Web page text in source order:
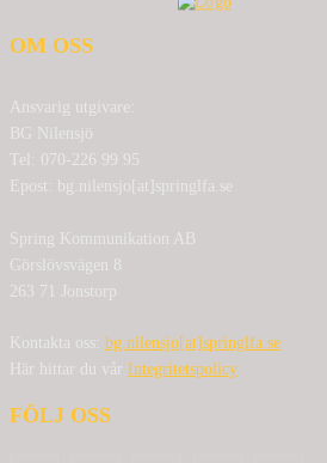
OM OSS
Ansvarig utgivare:
BG Nilensjö
Tel: 070-226 99 95
Epost: bg.nilensjo[at]springlfa.se
Spring Kommunikation AB
Görslövsvägen 8
263 71 Jonstorp
Kontakta oss: bg.nilensjo[at]springlfa.se
Här hittar du vår Integritetspolicy
FÖLJ OSS